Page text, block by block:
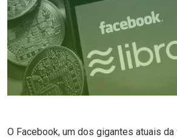
O Facebook, um dos gigantes atuais da